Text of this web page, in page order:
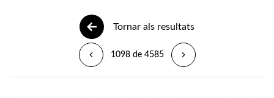
Tornar als resultats
1098 de 4585